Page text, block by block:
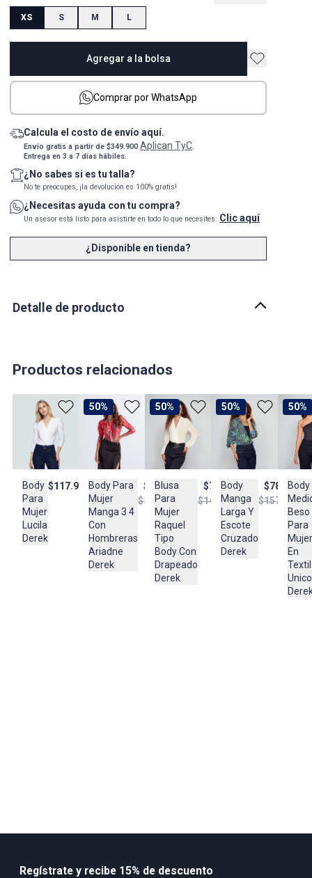
XS S M L
Agregar a la bolsa
Comprar por WhatsApp
Calcula el costo de envío aquí.
Envío gratis a partir de $349.900Aplican TyC.
Entrega en 3 a 7 días hábiles.
¿No sabes si es tu talla?
No te preocupes, ¡la devolución es 100% gratis!
¿Necesitas ayuda con tu compra?
Un asesor está listo para asistirte en todo lo que necesites. Clic aquí
¿Disponible en tienda?
Detalle de producto
País de origen:
Importador:
BAGUER
Cuidado y Lavado
Composición:
Productos relacionados
Body
Para
Mujer
Lucila
Derek
$117.900
50%
Body Para
Mujer
Manga 3 4
Con
Hombreras
Ariadne
Derek
$68.950
$136.950
50%
Blusa
Para
Mujer
Raquel
Tipo
Body Con
Drapeado
Derek
$73.950
$146.950
50%
Body
Manga
Larga Y
Escote
Cruzado
Derek
$78.950
$157.900
50%
Body
Beso
Para
Mujer
En
Textil
Regístrate y recibe 15% de descuento